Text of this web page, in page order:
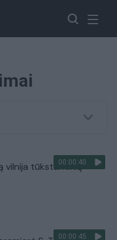
00:00:40
vilnija tūkstantinių
00:00:45